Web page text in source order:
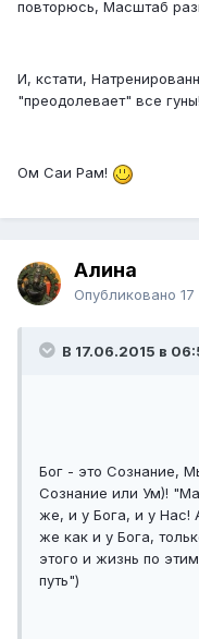
повторюсь, Масштаб
И, кстати,
"преодолевает" все гуны!
Ом Саи Рам!
Алина
Опубликовано
В 17.06.2015 в
Бог - это Сознание,
Сознание или Ум)!
же, и у Бога, и у Нас!
же как и у Бога,
этого и жизнь по
путь")